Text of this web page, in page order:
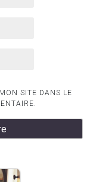
SITE DANS LE